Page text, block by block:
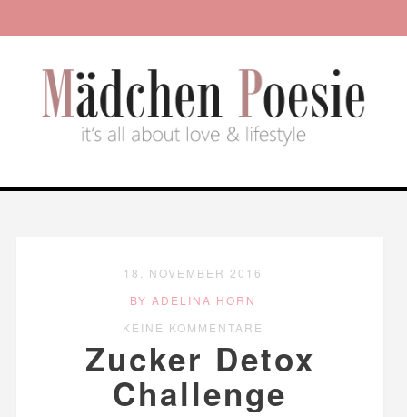
18. NOVEMBER 2016
BY ADELINA HORN
KEINE KOMMENTARE
Zucker Detox
Challenge